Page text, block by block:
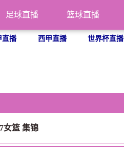
足球直播 篮球直播
直播 西甲直播 世界杯直播
女篮 集锦